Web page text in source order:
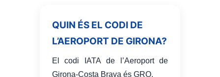
QUIN ÉS EL CODI DE
L’AEROPORT DE GIRONA?
El codi IATA de l’Aeroport de
Girona-Costa Brava és GRO.